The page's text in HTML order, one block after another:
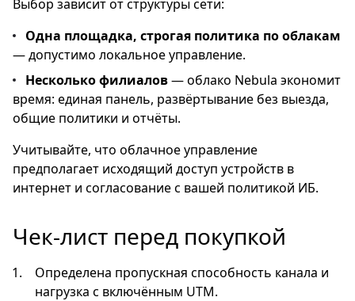
Выбор зависит от структуры сети:
Одна площадка, строгая политика по облакам
— допустимо локальное управление.
Несколько филиалов— облако Nebula экономит
время: единая панель, развёртывание без выезда,
общие политики и отчёты.
Учитывайте, что облачное управление
предполагает исходящий доступ устройств в
интернет и согласование с вашей политикой ИБ.
Чек-лист перед покупкой
Определена пропускная способность канала и
нагрузка с включённым UTM.